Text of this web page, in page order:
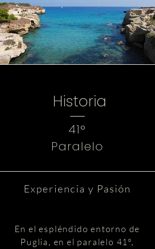
Historia
41°
Paralelo
Experiencia y Pasión
En el espléndido entorno de
Puglia, en el paralelo 41°,